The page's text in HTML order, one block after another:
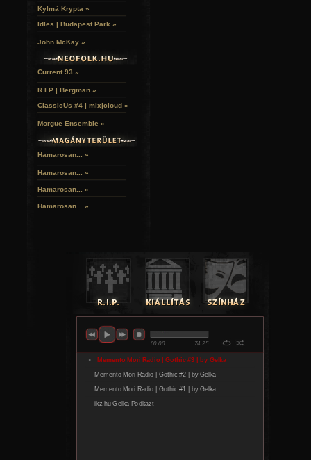
Kylmä Krypta »
Idles | Budapest Park »
John McKay »
Current 93 »
R.I.P | Bergman »
ClassicUs #4 | mix|cloud »
Morgue Ensemble »
Hamarosan... »
Hamarosan... »
Hamarosan... »
Hamarosan... »